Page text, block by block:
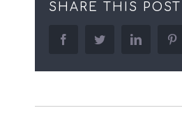
SHARE THIS POST
facebooktwitter linkedin